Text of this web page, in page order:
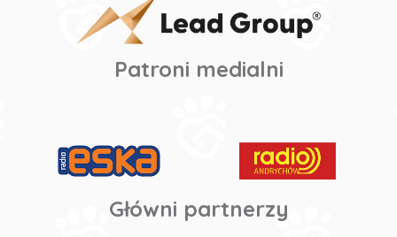
Patroni medialni
Główni partnerzy